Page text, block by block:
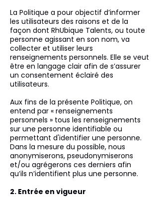
La Politique a pour objectif d’informer
les utilisateurs des raisons et de la
façon dont RhUbique Talents, ou toute
personne agissant en son nom, va
collecter et utiliser leurs
renseignements personnels. Elle se veut
être en langage clair afin de s’assurer
un consentement éclairé des
utilisateurs.
Aux fins de la présente Politique, on
entend par « renseignements
personnels » tous les renseignements
sur une personne identifiable ou
permettant d'identifier une personne.
Dans la mesure du possible, nous
anonymiserons, pseudonymiserons
et/ou agrégerons ces derniers afin
qu’ils n’identifient plus une personne.
2. Entrée en vigueur